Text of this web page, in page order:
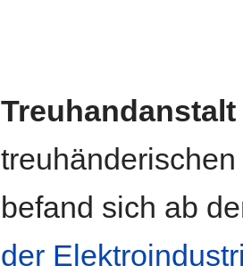
Treuhandanstalt
befand sich ab
der